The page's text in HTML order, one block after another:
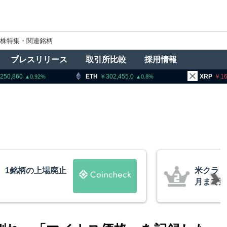
株特集・関連銘柄
プレスリリース 取引所比較 採用情報
ETH 302,455.0 0.8 XRP 0.63
法案、上院採決が9
ビッ
XRP